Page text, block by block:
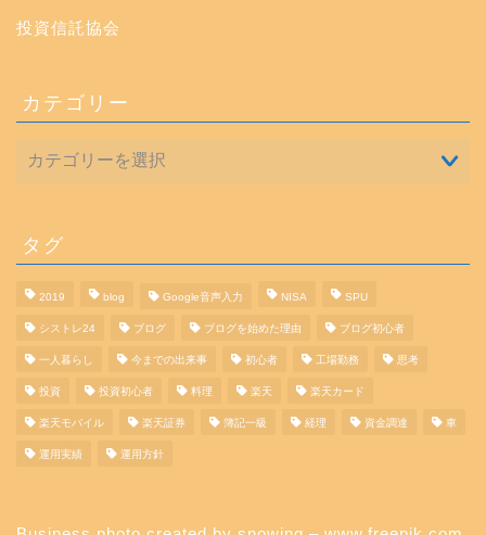
投資信託協会
カテゴリー
タグ
2019 blog Google音声入力 NISA SPU
シストレ24 ブログ ブログを始めた理由 ブログ初心者
一人暮らし 今までの出来事 初心者 工場勤務 思考
投資 投資初心者 料理 楽天 楽天カード
楽天モバイル 楽天証券 簿記一級 経理 資金調達 車
運用実績 運用方針